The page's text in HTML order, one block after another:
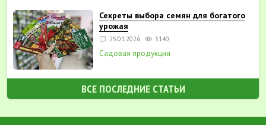
Секреты выбора семян для богатого
урожая
25.01.2026 3140
Садовая продукция
ВСЕ ПОСЛЕДНИЕ СТАТЬИ